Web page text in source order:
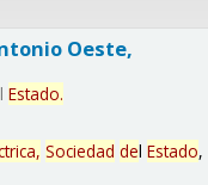
Oeste,
l Estado.
Sociedad del Estado,